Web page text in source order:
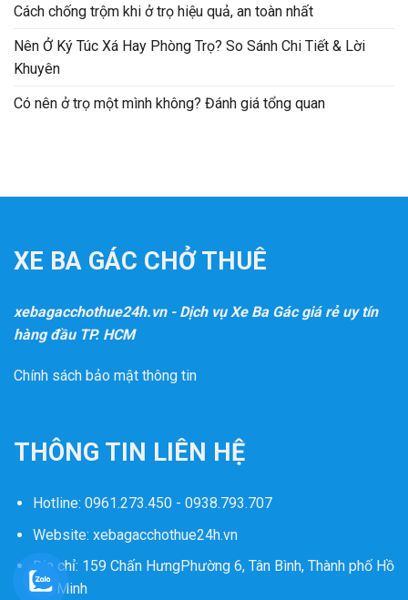
Cách chống trộm khi ở trọ hiệu quả, an toàn nhất
Nên Ở Ký Túc Xá Hay Phòng Trọ? So Sánh Chi Tiết & Lời
Khuyên
Có nên ở trọ một mình không? Đánh giá tổng quan
XE BA GÁC CHỞ THUÊ
xebagacchothue24h.vn - Dịch vụ Xe Ba Gác giá rẻ uy tín
hàng đầu TP. HCM
Chính sách bảo mật thông tin
THÔNG TIN LIÊN HỆ
Hotline: 0961.273.450 - 0938.793.707
Website: xebagacchothue24h.vn
Địa chỉ: 159 Chấn HưngPhường 6, Tân Bình, Thành phố Hồ
Chí Minh